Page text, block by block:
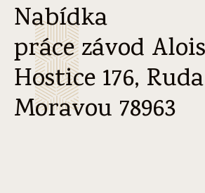
Nabídka
práce závod
Hostice 176,
Moravou 78963